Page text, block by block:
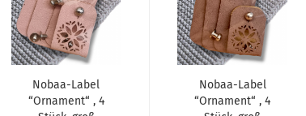
Nobaa-Label
“Ornament“ , 4
Nobaa-Label
“Ornament“ , 4